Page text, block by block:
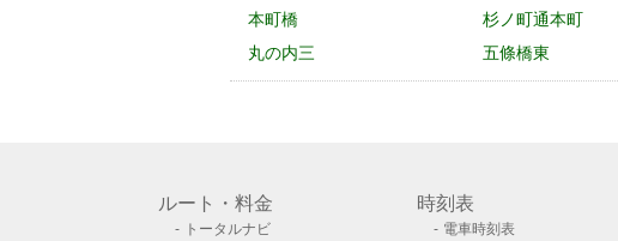
本町橋
杉ノ町通本町
丸の内三
五條橋東
ルート・料金
トータルナビ
時刻表
電車時刻表